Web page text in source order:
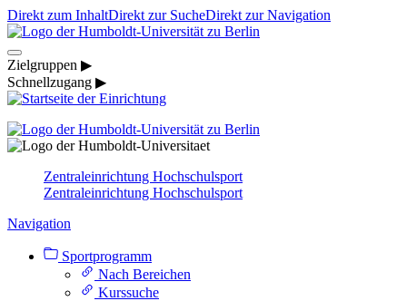
Direkt zum InhaltDirekt zur SucheDirekt zur Navigation
Zielgruppen ▶
Schnellzugang ▶
Zentraleinrichtung Hochschulsport
Zentraleinrichtung Hochschulsport
Navigation
Sportprogramm
Nach Bereichen
Kurssuche